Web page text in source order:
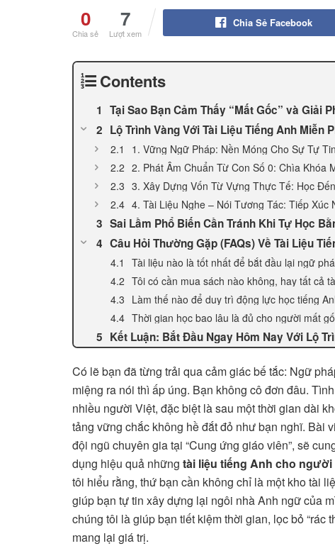
0
Chia sẻ
7
Lượt xem
Chia Sẻ Facebook
Contents
Tại Sao Bạn Cảm Thấy “Mất Gốc” và Giải
Lộ Trình Vàng Với Tài Liệu Tiếng Anh Miễn
1. Vững Ngữ Pháp: Nền Móng Cho Sự Tự Tin
2. Phát Âm Chuẩn Từ Con Số 0: Chìa Khóa
3. Xây Dựng Vốn Từ Vựng Thực Tế: Học
4. Tài Liệu Nghe – Nói Tương Tác: Tiếp Xúc
Sai Lầm Phổ Biến Cần Tránh Khi Tự Học
Câu Hỏi Thường Gặp (FAQs) Về Tài Liệu
Tài liệu nào là tốt nhất để bắt đầu lại ngữ
Tôi có cần mua sách nào không, hay tất cả
Làm thế nào để duy trì động lực học tiếng
Thời gian học bao lâu là đủ cho người mất
Kết Luận: Bắt Đầu Ngay Hôm Nay Với Lộ
Có lẽ bạn đã từng trải qua cảm giác bế tắc: Ngữ
miệng ra nói thì ấp úng. Bạn không cô đơn đâu.
nhiều người Việt, đặc biệt là sau một thời gian dài
tảng vững chắc không hề đắt đỏ như bạn nghĩ. Bài
đội ngũ chuyên gia tại “Cung ứng giáo viên”, sẽ
dụng hiệu quả những tài liệu tiếng Anh cho
tôi hiểu rằng, thứ bạn cần không chỉ là một kho tài
giúp bạn tự tin xây dựng lại ngôi nhà Anh ngữ của
chúng tôi là giúp bạn tiết kiệm thời gian, lọc bỏ
mang lại giá trị.